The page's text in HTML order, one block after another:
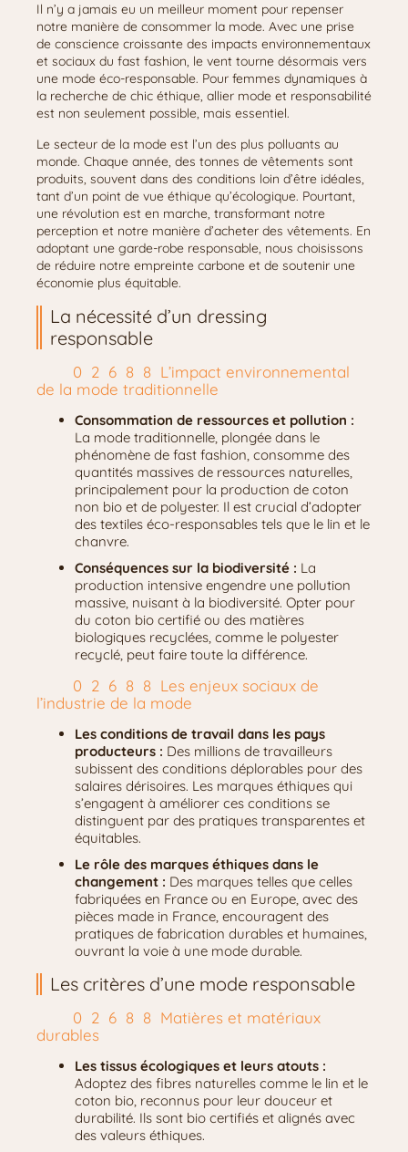
Il n’y a jamais eu un meilleur moment pour repenser
notre manière de consommer la mode. Avec une prise
de conscience croissante des impacts environnementaux
et sociaux du fast fashion, le vent tourne désormais vers
une mode éco-responsable. Pour femmes dynamiques à
la recherche de chic éthique, allier mode et responsabilité
est non seulement possible, mais essentiel.
Le secteur de la mode est l’un des plus polluants au
monde. Chaque année, des tonnes de vêtements sont
produits, souvent dans des conditions loin d’être idéales,
tant d’un point de vue éthique qu’écologique. Pourtant,
une révolution est en marche, transformant notre
perception et notre manière d’acheter des vêtements. En
adoptant une garde-robe responsable, nous choisissons
de réduire notre empreinte carbone et de soutenir une
économie plus équitable.
La nécessité d’un dressing
responsable
L’impact environnemental
de la mode traditionnelle
Consommation de ressources et pollution :
La mode traditionnelle, plongée dans le
phénomène de fast fashion, consomme des
quantités massives de ressources naturelles,
principalement pour la production de coton
non bio et de polyester. Il est crucial d’adopter
des textiles éco-responsables tels que le lin et le
chanvre.
Conséquences sur la biodiversité : La
production intensive engendre une pollution
massive, nuisant à la biodiversité. Opter pour
du coton bio certifié ou des matières
biologiques recyclées, comme le polyester
recyclé, peut faire toute la différence.
Les enjeux sociaux de
l’industrie de la mode
Les conditions de travail dans les pays
producteurs : Des millions de travailleurs
subissent des conditions déplorables pour des
salaires dérisoires. Les marques éthiques qui
s’engagent à améliorer ces conditions se
distinguent par des pratiques transparentes et
équitables.
Le rôle des marques éthiques dans le
changement : Des marques telles que celles
fabriquées en France ou en Europe, avec des
pièces made in France, encouragent des
pratiques de fabrication durables et humaines,
ouvrant la voie à une mode durable.
Les critères d’une mode responsable
Matières et matériaux
durables
Les tissus écologiques et leurs atouts :
Adoptez des fibres naturelles comme le lin et le
coton bio, reconnus pour leur douceur et
durabilité. Ils sont bio certifiés et alignés avec
des valeurs éthiques.